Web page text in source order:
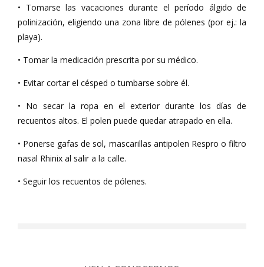
• Tomarse las vacaciones durante el período álgido de
polinización, eligiendo una zona libre de pólenes (por ej.: la
playa).
• Tomar la medicación prescrita por su médico.
• Evitar cortar el césped o tumbarse sobre él.
• No secar la ropa en el exterior durante los días de
recuentos altos. El polen puede quedar atrapado en ella.
• Ponerse gafas de sol, mascarillas antipolen Respro o filtro
nasal Rhinix al salir a la calle.
• Seguir los recuentos de pólenes.